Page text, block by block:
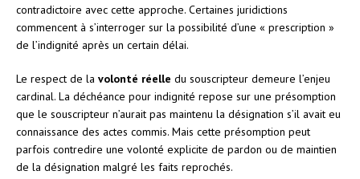
contradictoire avec cette approche. Certaines juridictions
commencent à s’interroger sur la possibilité d’une « prescription »
de l’indignité après un certain délai.
Le respect de la volonté réelle du souscripteur demeure l’enjeu
cardinal. La déchéance pour indignité repose sur une présomption
que le souscripteur n’aurait pas maintenu la désignation s’il avait eu
connaissance des actes commis. Mais cette présomption peut
parfois contredire une volonté explicite de pardon ou de maintien
de la désignation malgré les faits reprochés.